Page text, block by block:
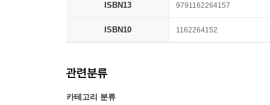
ISBN13 9791162264157
ISBN10 1162264152
관련분류
카테고리 분류